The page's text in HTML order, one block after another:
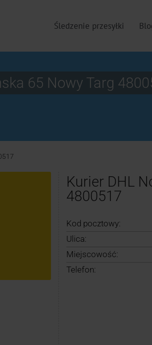
Śledzenie przesyłki
65 Nowy Targ
Kurier DHL
4800517
Kod pocztowy:
Ulica:
Miejscowość:
Telefon: